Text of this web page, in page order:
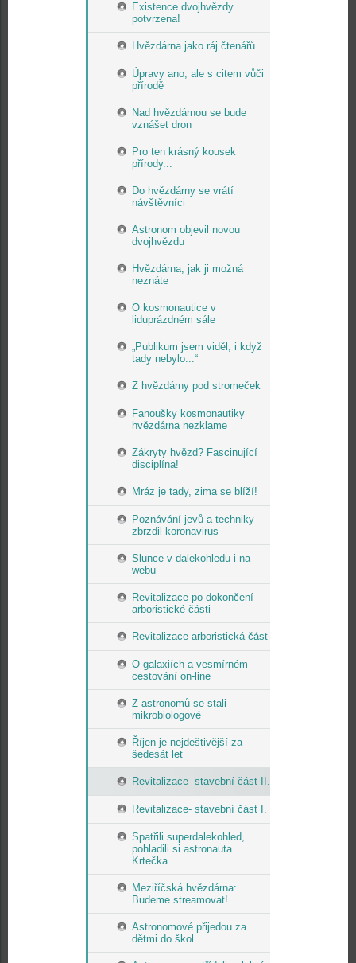
Existence dvojhvězdy
potvrzena!
Hvězdárna jako ráj čtenářů
Úpravy ano, ale s citem vůči
přírodě
Nad hvězdárnou se bude
vznášet dron
Pro ten krásný kousek
přírody...
Do hvězdárny se vrátí
návštěvníci
Astronom objevil novou
dvojhvězdu
Hvězdárna, jak ji možná
neznáte
O kosmonautice v
liduprázdném sále
„Publikum jsem viděl, i když
tady nebylo...“
Z hvězdárny pod stromeček
Fanoušky kosmonautiky
hvězdárna nezklame
Zákryty hvězd? Fascinující
disciplína!
Mráz je tady, zima se blíží!
Poznávání jevů a techniky
zbrzdil koronavirus
Slunce v dalekohledu i na
webu
Revitalizace-po dokončení
arboristické části
Revitalizace-arboristická část
O galaxiích a vesmírném
cestování on-line
Z astronomů se stali
mikrobiologové
Říjen je nejdeštivější za
šedesát let
Revitalizace- stavební část II.
Revitalizace- stavební část I.
Spatřili superdalekohled,
pohladili si astronauta
Krtečka
Meziříčská hvězdárna:
Budeme streamovat!
Astronomové přijedou za
dětmi do škol